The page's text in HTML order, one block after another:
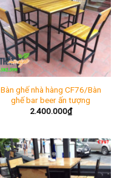
Bàn ghế nhà hàng CF76/Bàn
ghế bar beer ấn tượng
2.400.000₫